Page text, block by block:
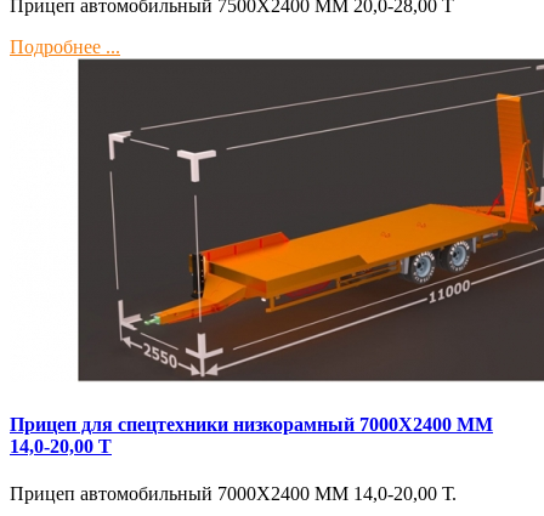
Прицеп автомобильный 7500Х2400 ММ 20,0-28,00 Т
Подробнее ...
Прицеп для спецтехники низкорамный 7000Х2400 ММ
14,0-20,00 Т
Прицеп автомобильный 7000Х2400 ММ 14,0-20,00 Т.